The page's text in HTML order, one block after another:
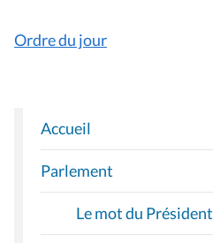
Ordre du jour
N
A
V
G
Accueil
Parlement
Le mot du Président